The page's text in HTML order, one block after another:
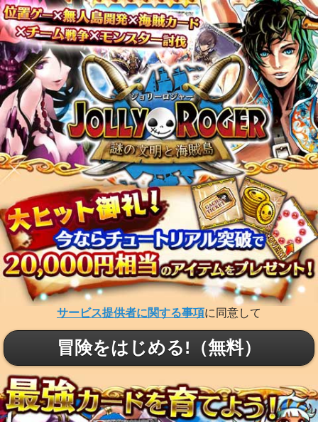
サービス提供者に関する事項に同意して
冒険をはじめる!（無料）